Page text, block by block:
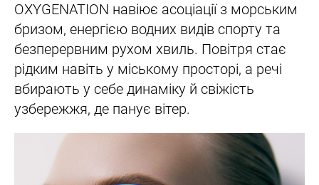
OXYGENATION навіює асоціації з морським
бризом, енергією водних видів спорту та
безперервним рухом хвиль. Повітря стає
рідким навіть у міському просторі, а речі
вбирають у себе динаміку й свіжість
узбережжя, де панує вітер.